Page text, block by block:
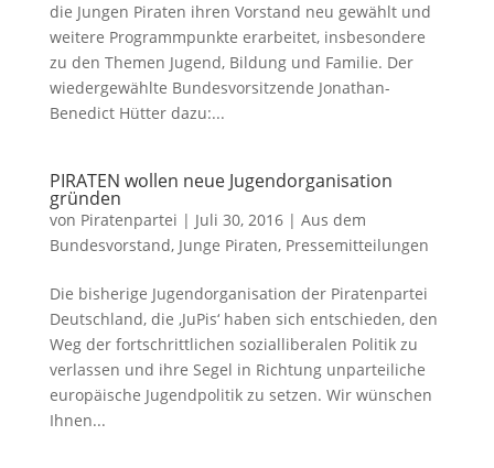
die Jungen Piraten ihren Vorstand neu gewählt und
weitere Programmpunkte erarbeitet, insbesondere
zu den Themen Jugend, Bildung und Familie. Der
wiedergewählte Bundesvorsitzende Jonathan-
Benedict Hütter dazu:...
PIRATEN wollen neue Jugendorganisation
gründen
von Piratenpartei | Juli 30, 2016| Aus dem
Bundesvorstand, Junge Piraten, Pressemitteilungen
Die bisherige Jugendorganisation der Piratenpartei
Deutschland, die ‚JuPis‘ haben sich entschieden, den
Weg der fortschrittlichen sozialliberalen Politik zu
verlassen und ihre Segel in Richtung unparteiliche
europäische Jugendpolitik zu setzen. Wir wünschen
Ihnen...